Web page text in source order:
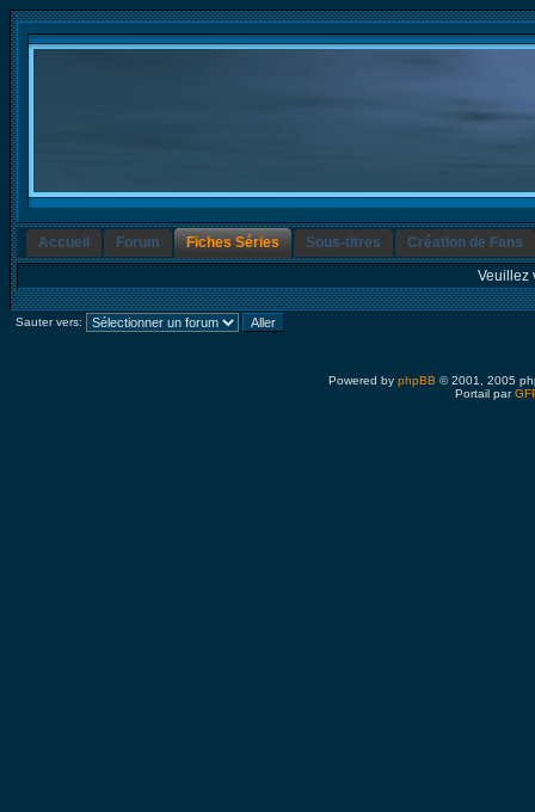
Accueil Forum Fiches Séries Sous-titres
Création de Fans
Veuillez
Sauter vers:
Powered by phpBB © 2001, 2005
Portail par